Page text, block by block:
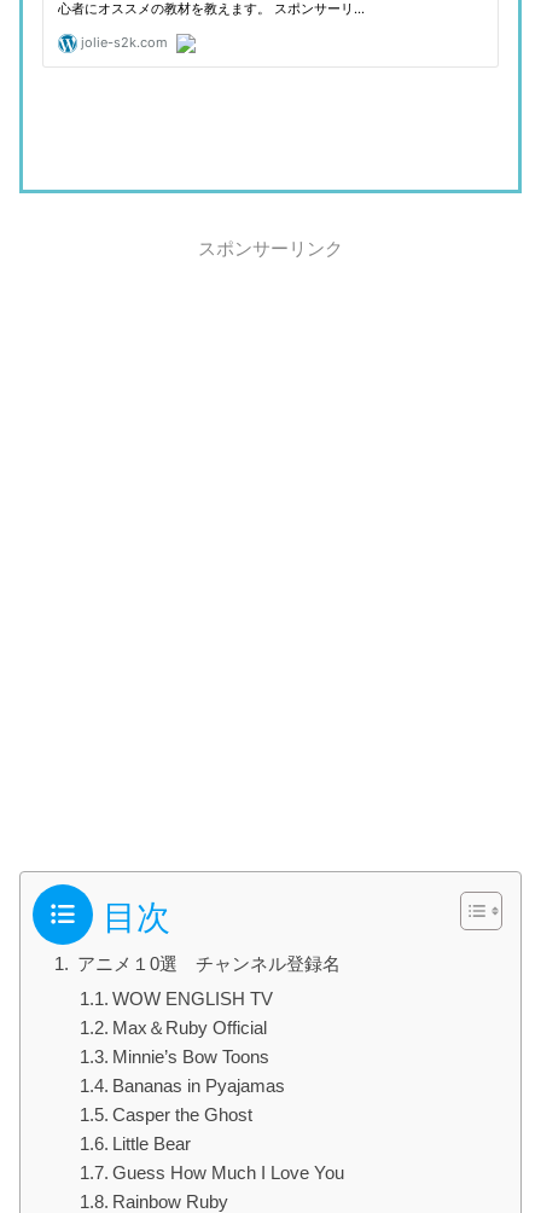
スポンサーリンク
目次
アニメ１0選 チャンネル登録名
WOW ENGLISH TV
Max＆Ruby Official
Minnie’s Bow Toons
Bananas in Pyajamas
Casper the Ghost
Little Bear
Guess How Much I Love You
Rainbow Ruby